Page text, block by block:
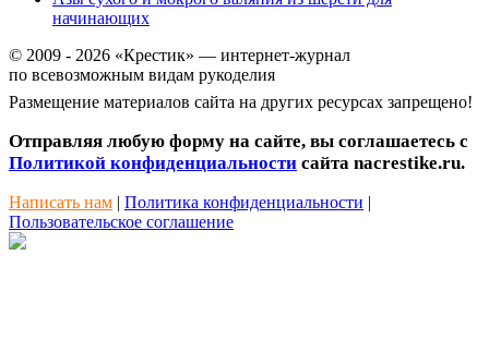
начинающих
© 2009 - 2026 «Крестик» — интернет-журнал
по всевозможным видам рукоделия
Размещение материалов сайта на других ресурсах запрещено!
Отправляя любую форму на сайте, вы соглашаетесь с
Политикой конфиденциальности сайта nacrestike.ru.
Написать нам | Политика конфиденциальности |
Пользовательское соглашение